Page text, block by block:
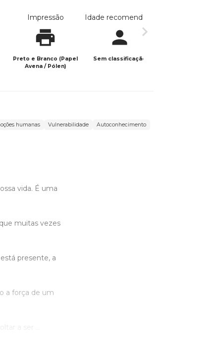
Impressão
Preto e Branco (Papel
Avena / Pólen)
Idade recomendada
Sem classificação
humanas Vulnerabilidade
Autoconhecimento
vida. É uma
muitas vezes
presente, a
a força de um
a ser ...